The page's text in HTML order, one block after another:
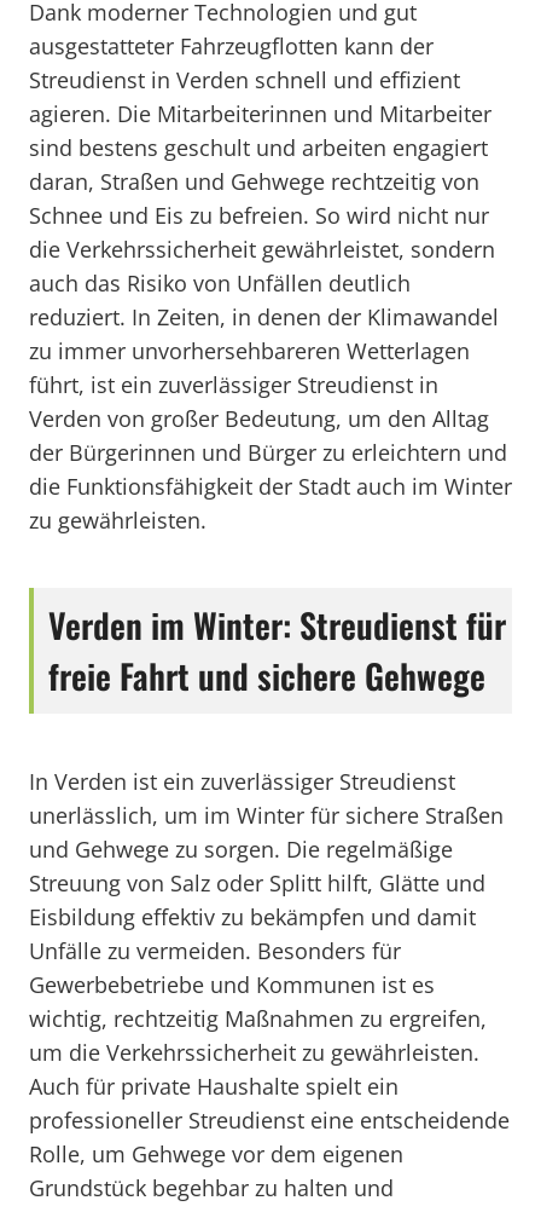
Dank moderner Technologien und gut
ausgestatteter Fahrzeugflotten kann der
Streudienst in Verden schnell und effizient
agieren. Die Mitarbeiterinnen und Mitarbeiter
sind bestens geschult und arbeiten engagiert
daran, Straßen und Gehwege rechtzeitig von
Schnee und Eis zu befreien. So wird nicht nur
die Verkehrssicherheit gewährleistet, sondern
auch das Risiko von Unfällen deutlich
reduziert. In Zeiten, in denen der Klimawandel
zu immer unvorhersehbareren Wetterlagen
führt, ist ein zuverlässiger Streudienst in
Verden von großer Bedeutung, um den Alltag
der Bürgerinnen und Bürger zu erleichtern und
die Funktionsfähigkeit der Stadt auch im Winter
zu gewährleisten.
Verden im Winter: Streudienst für
freie Fahrt und sichere Gehwege
In Verden ist ein zuverlässiger Streudienst
unerlässlich, um im Winter für sichere Straßen
und Gehwege zu sorgen. Die regelmäßige
Streuung von Salz oder Splitt hilft, Glätte und
Eisbildung effektiv zu bekämpfen und damit
Unfälle zu vermeiden. Besonders für
Gewerbebetriebe und Kommunen ist es
wichtig, rechtzeitig Maßnahmen zu ergreifen,
um die Verkehrssicherheit zu gewährleisten.
Auch für private Haushalte spielt ein
professioneller Streudienst eine entscheidende
Rolle, um Gehwege vor dem eigenen
Grundstück begehbar zu halten und